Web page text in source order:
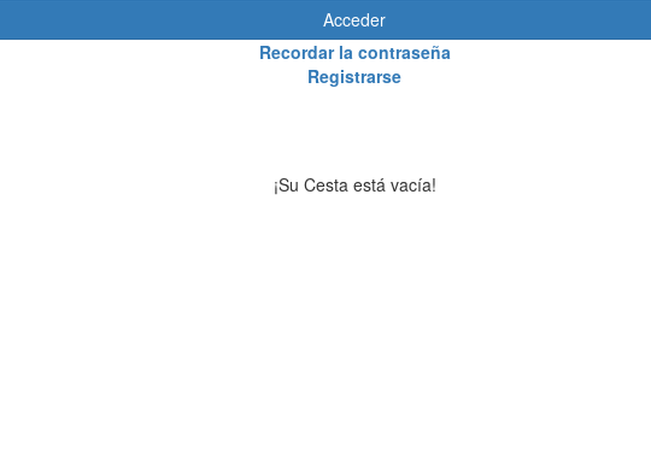
Acceder
Recordar la contraseña
Registrarse
¡Su Cesta está vacía!